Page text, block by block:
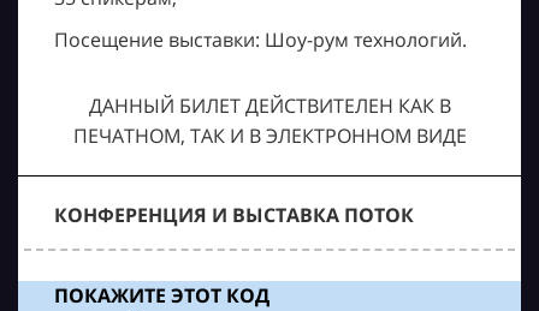
Посещение выставки: Шоу-рум технологий.
ДАННЫЙ БИЛЕТ ДЕЙСТВИТЕЛЕН КАК В
ПЕЧАТНОМ, ТАК И В ЭЛЕКТРОННОМ ВИДЕ
КОНФЕРЕНЦИЯ И ВЫСТАВКА ПОТОК
ПОКАЖИТЕ ЭТОТ КОД